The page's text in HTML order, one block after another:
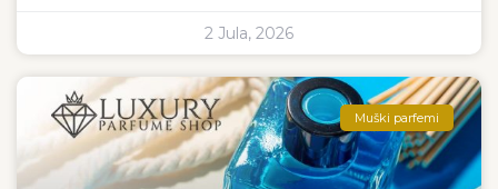
2 Jula, 2026
Muški parfemi